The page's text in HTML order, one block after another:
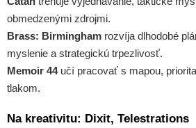
obmedzenými zdrojmi.
Brass: Birmingham rozvíja dlhodobé
myslenie a strategickú trpezlivosť.
Memoir 44učí pracovať s mapou,
tlakom.
Na kreativitu: Dixit, Telestrations